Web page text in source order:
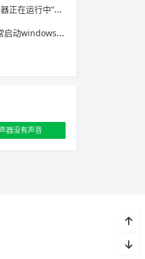
开服务管理器弹出ie浏览器
启动不了
器没有声音